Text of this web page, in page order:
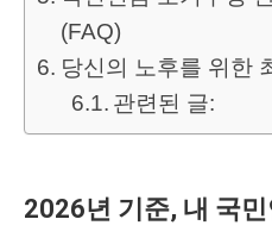
(FAQ)
당신의 노후를 위한
관련된 글:
2026년 기준, 내 국